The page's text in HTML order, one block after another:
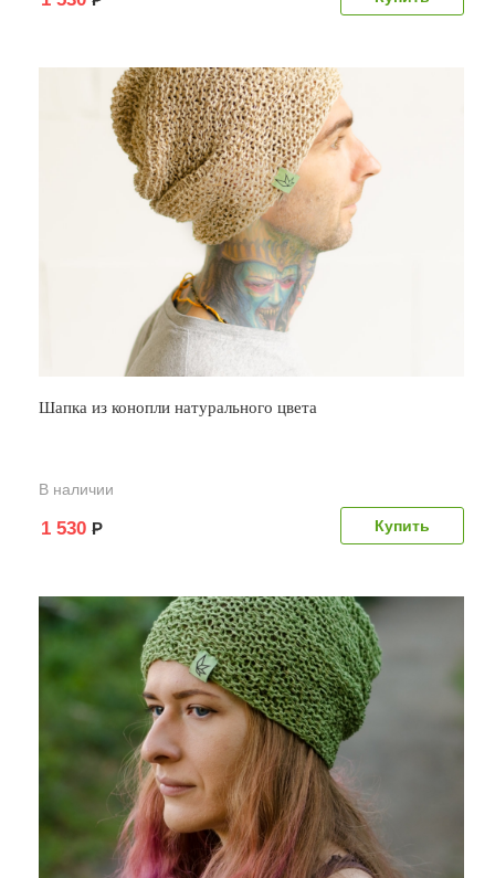
Шапка из конопли натурального цвета
В наличии
1 530 Р